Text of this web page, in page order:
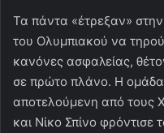
Τα πάντα «έτρεξαν»
του Ολυμπιακού να
κανόνες ασφαλείας,
σε πρώτο πλάνο. Η
αποτελούμενη από τους
και Νίκο Σπίνο